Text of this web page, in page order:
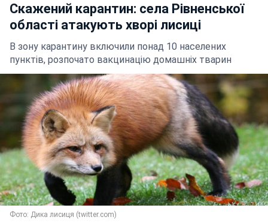
Скажений карантин: села Рівненської
області атакують хворі лисиці
В зону карантину включили понад 10 населених
пунктів, розпочато вакцинацію домашніх тварин
Фото: Дика лисиця (twitter.com)